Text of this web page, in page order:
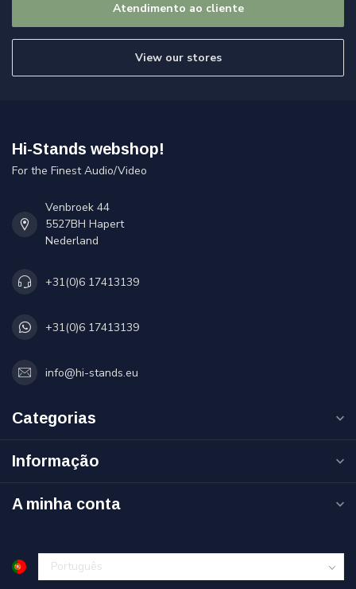
Atendimento ao cliente
View our stores
Hi-Stands webshop!
For the Finest Audio/Video
Venbroek 44
5527BH Hapert
Nederland
+31(0)6 17413139
+31(0)6 17413139
info@hi-stands.eu
Categorias
Informação
A minha conta